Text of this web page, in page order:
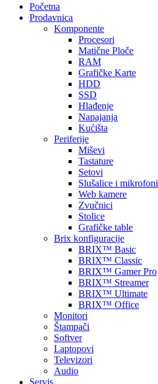
Početna
Prodavnica
Komponente
Procesori
Matične Ploče
RAM
Grafičke Karte
HDD
SSD
Hlađenje
Napajanja
Kućišta
Periferije
Miševi
Tastature
Setovi
Slušalice i mikrofoni
Web kamere
Zvučnici
Stolice
Grafičke table
Brix konfiguracije
BRIX™ Basic
BRIX™ Classic
BRIX™ Gamer Pro
BRIX™ Streamer
BRIX™ Ultimate
BRIX™ Office
Monitori
Štampači
Softver
Laptopovi
Televizori
Audio
Servis